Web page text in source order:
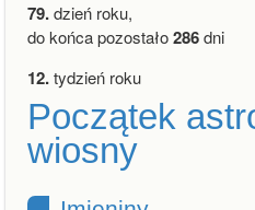
79.dzień roku,
do końca pozostało286dni
12.tydzień roku
Początek
wiosny